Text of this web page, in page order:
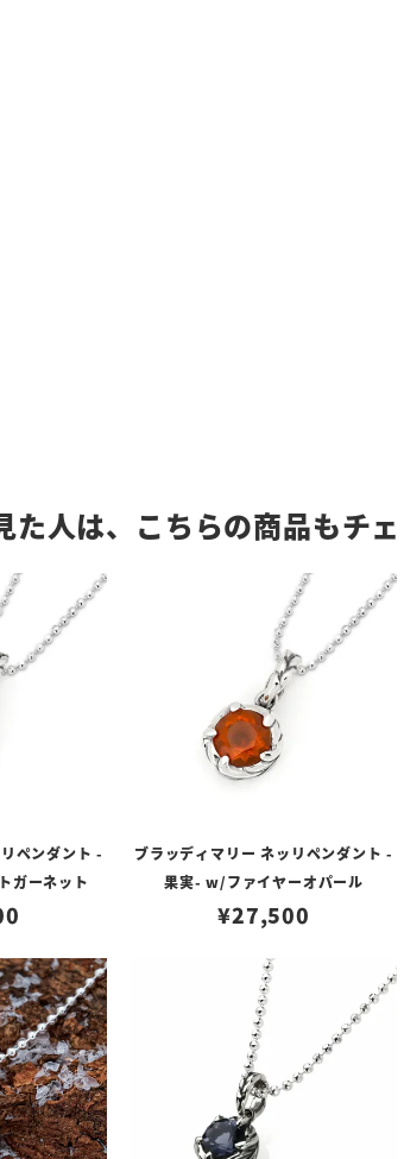
た人は、こちらの商品もチ
ペンダント -
ガーネット
ブラッディマリー ネッリペンダント -
果実- w/ファイヤーオパール
¥27,500